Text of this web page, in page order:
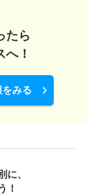
たら
！
みる
に、
！